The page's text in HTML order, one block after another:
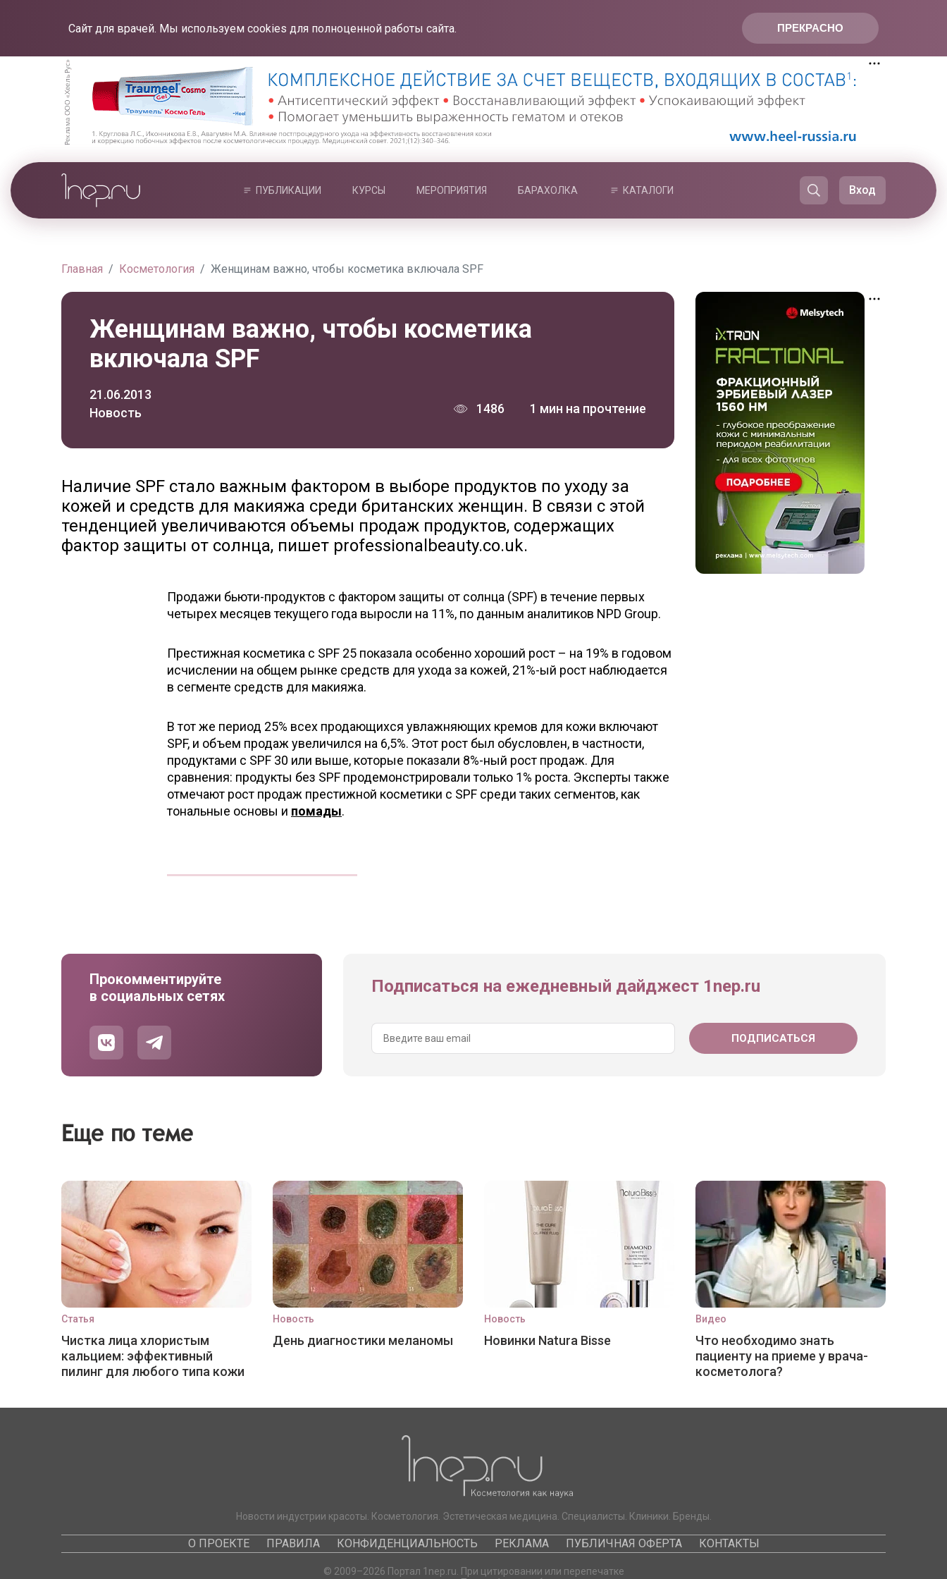
ПРЕКРАСНО
Сайт для врачей. Мы используем cookies для полноценной работы сайта.
ПУБЛИКАЦИИ КУРСЫ МЕРОПРИЯТИЯ БАРАХОЛКА КАТАЛОГИ Вход
Главная Косметология Женщинам важно, чтобы косметика включала SPF
Женщинам важно, чтобы косметика
включала SPF
21.06.2013
Новость
1486 1 мин на прочтение
Наличие SPF стало важным фактором в выборе продуктов по уходу за
кожей и средств для макияжа среди британских женщин. В связи с этой
тенденцией увеличиваются объемы продаж продуктов, содержащих
фактор защиты от солнца, пишет professionalbeauty.co.uk.
Продажи бьюти-продуктов с фактором защиты от солнца (SPF) в течение первых
четырех месяцев текущего года выросли на 11%, по данным аналитиков NPD Group.
Престижная косметика с SPF 25 показала особенно хороший рост – на 19% в годовом
исчислении на общем рынке средств для ухода за кожей, 21%-ый рост наблюдается
в сегменте средств для макияжа.
В тот же период 25% всех продающихся увлажняющих кремов для кожи включают
SPF, и объем продаж увеличился на 6,5%. Этот рост был обусловлен, в частности,
продуктами с SPF 30 или выше, которые показали 8%-ный рост продаж. Для
сравнения: продукты без SPF продемонстрировали только 1% роста. Эксперты также
отмечают рост продаж престижной косметики с SPF среди таких сегментов, как
тональные основы и помады.
Прокомментируйте
в социальных сетях
Подписаться на ежедневный дайджест 1nep.ru
Еще по теме
Статья
Чистка лица хлористым
кальцием: эффективный
пилинг для любого типа кожи
Новость
День диагностики меланомы
Новость
Новинки Natura Bisse
Видео
Что необходимо знать
пациенту на приеме у врача-
косметолога?
Новости индустрии красоты. Косметология. Эстетическая медицина. Специалисты. Клиники. Бренды.
О ПРОЕКТЕ ПРАВИЛА КОНФИДЕНЦИАЛЬНОСТЬ РЕКЛАМА ПУБЛИЧНАЯ ОФЕРТА КОНТАКТЫ
© 2009–2026 Портал 1nep.ru. При цитировании или перепечатке